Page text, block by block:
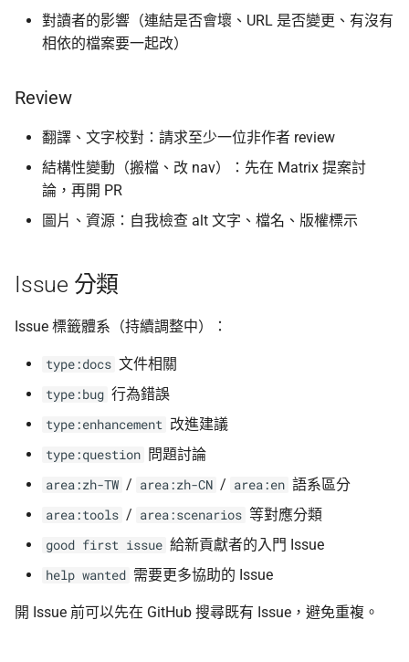
對讀者的影響（連結是否會壞、URL 是否變更、有沒有
相依的檔案要一起改）
Review
翻譯、文字校對：請求至少一位非作者 review
結構性變動（搬檔、改 nav）：先在 Matrix 提案討
論，再開 PR
圖片、資源：自我檢查 alt 文字、檔名、版權標示
Issue 分類
Issue 標籤體系（持續調整中）：
type:docs 文件相關
type:bug 行為錯誤
type:enhancement 改進建議
type:question 問題討論
area:zh-TW / area:zh-CN / area:en 語系區分
area:tools / area:scenarios 等對應分類
good first issue 給新貢獻者的入門 Issue
help wanted 需要更多協助的 Issue
開 Issue 前可以先在 GitHub 搜尋既有 Issue，避免重複。